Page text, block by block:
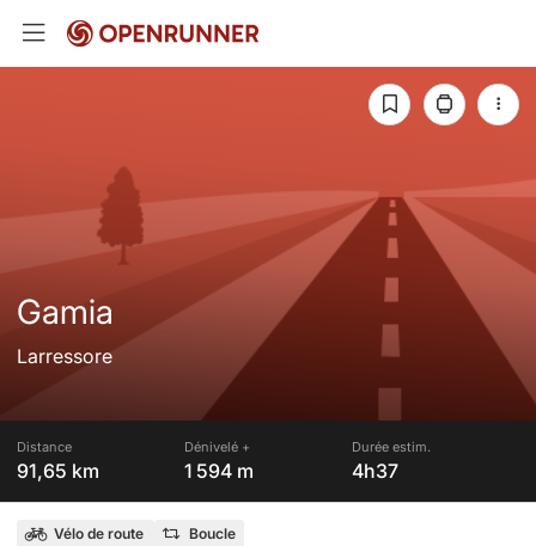
Gamia
Larressore
Distance
91,65 km
Dénivelé +
1 594 m
Durée estim.
4h37
Vélo de route Boucle